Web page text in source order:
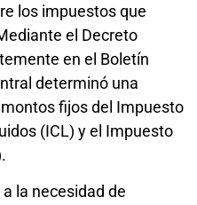
los impuestos que
el Decreto
en el Boletín
determinó una
fijos del Impuesto
(ICL) y el Impuesto
la necesidad de